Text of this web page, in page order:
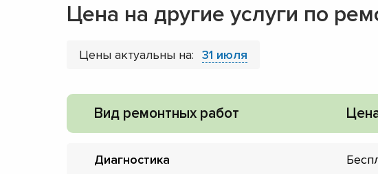
Цена на другие услуги по
Цены актуальны на: 31 июля
Вид ремонтных работ
Диагностика